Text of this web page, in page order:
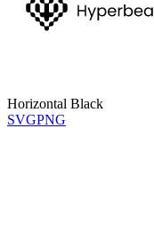
Horizontal Black
SVGPNG